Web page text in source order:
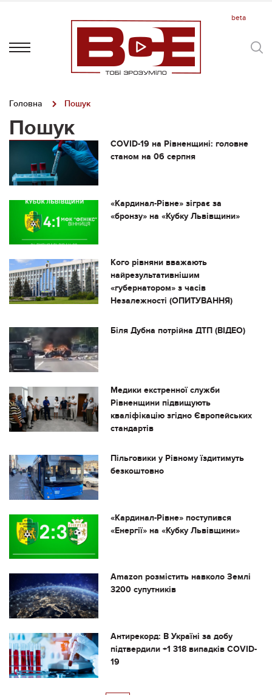
Головна Пошук
Пошук
COVID-19 на Рівненщині: головне
станом на 06 серпня
«Кардинал-Рівне» зіграє за
«бронзу» на «Кубку Львівщини»
Кого рівняни вважають
найрезультативнішим
«губернатором» з часів
Незалежності (ОПИТУВАННЯ)
Біля Дубна потрійна ДТП (ВІДЕО)
Медики екстренної служби
Рівненщини підвищують
кваліфікацію згідно Європейських
стандартів
Пільговики у Рівному їздитимуть
безкоштовно
«Кардинал-Рівне» поступився
«Енергії» на «Кубку Львівщини»
​​Amazon розмістить навколо Землі
3200 супутників
Антирекорд: В Україні за добу
підтвердили +1 318 випадків COVID-
19